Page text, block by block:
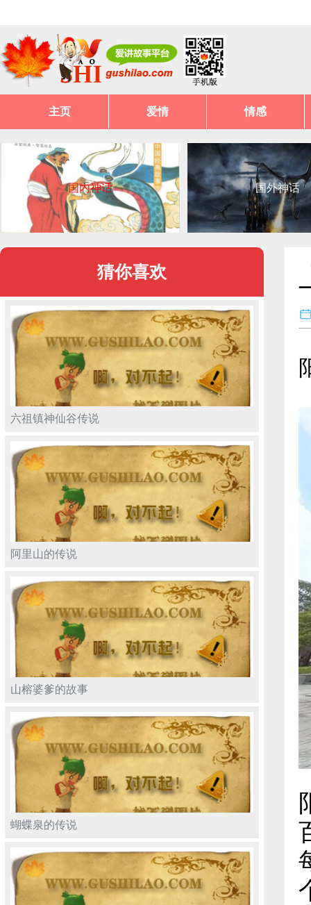
主页 爱情 情感
国内神话 国外神话
猜你喜欢
六祖镇神仙谷传说
阿里山的传说
山榕婆爹的故事
蝴蝶泉的传说